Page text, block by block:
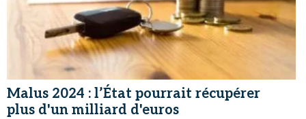
Malus 2024 : l’État pourrait récupérer
plus d'un milliard d'euros